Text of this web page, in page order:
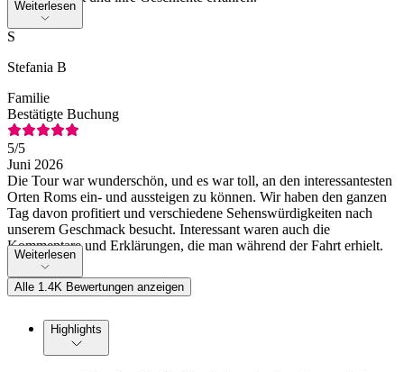
Weiterlesen
S
Stefania B
Familie
Bestätigte Buchung
5/5
Juni 2026
Die Tour war wunderschön, und es war toll, an den interessantesten
Orten Roms ein- und aussteigen zu können. Wir haben den ganzen
Tag davon profitiert und verschiedene Sehenswürdigkeiten nach
unserem Geschmack besucht. Interessant waren auch die
Kommentare und Erklärungen, die man während der Fahrt erhielt.
Weiterlesen
Alle 1.4K Bewertungen anzeigen
Highlights